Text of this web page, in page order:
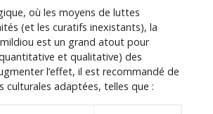
où les moyens de luttes
(et les curatifs inexistants), la
est un grand atout pour
et qualitative) des
l’effet, il est recommandé de
culturales adaptées, telles que :